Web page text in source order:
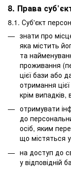
8. Права
8.1. Суб'єкт
знати про
яка містить
та
проживання
цієї бази або
отримання
крім
отримувати
до
осіб, яким
що містяться у
на доступ до
у відповідній